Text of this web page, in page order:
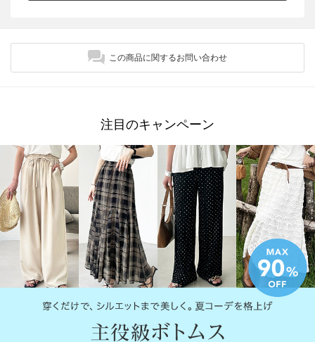
この商品に関するお問い合わせ
注目のキャンペーン